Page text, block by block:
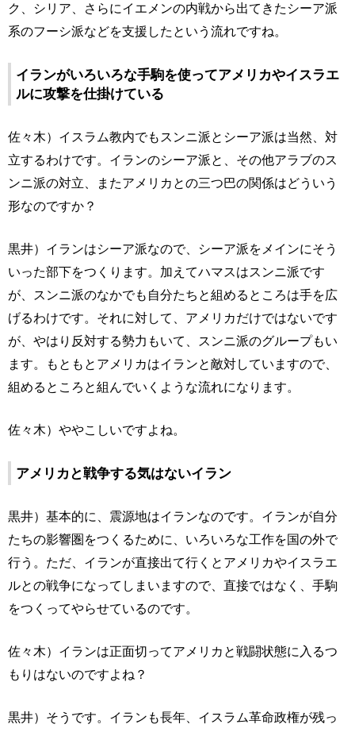
ク、シリア、さらにイエメンの内戦から出てきたシーア派
系のフーシ派などを支援したという流れですね。
イランがいろいろな手駒を使ってアメリカやイスラエ
ルに攻撃を仕掛けている
佐々木）イスラム教内でもスンニ派とシーア派は当然、対
立するわけです。イランのシーア派と、その他アラブのス
ンニ派の対立、またアメリカとの三つ巴の関係はどういう
形なのですか？
黒井）イランはシーア派なので、シーア派をメインにそう
いった部下をつくります。加えてハマスはスンニ派です
が、スンニ派のなかでも自分たちと組めるところは手を広
げるわけです。それに対して、アメリカだけではないです
が、やはり反対する勢力もいて、スンニ派のグループもい
ます。もともとアメリカはイランと敵対していますので、
組めるところと組んでいくような流れになります。
佐々木）ややこしいですよね。
アメリカと戦争する気はないイラン
黒井）基本的に、震源地はイランなのです。イランが自分
たちの影響圏をつくるために、いろいろな工作を国の外で
行う。ただ、イランが直接出て行くとアメリカやイスラエ
ルとの戦争になってしまいますので、直接ではなく、手駒
をつくってやらせているのです。
佐々木）イランは正面切ってアメリカと戦闘状態に入るつ
もりはないのですよね？
黒井）そうです。イランも長年、イスラム革命政権が残っ